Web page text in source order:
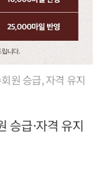
원 승급, 자격 유지
승급·자격 유지